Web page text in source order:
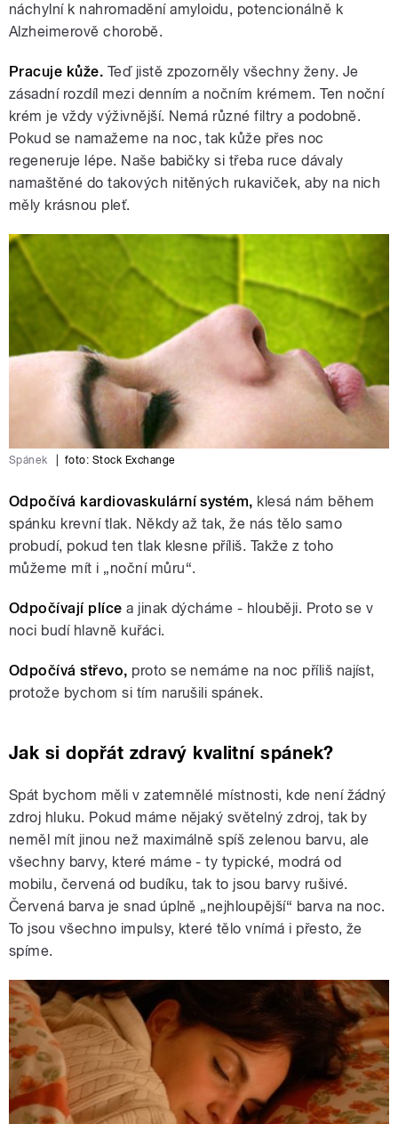
náchylní k nahromadění amyloidu, potencionálně k
Alzheimerově chorobě.
Pracuje kůže. Teď jistě zpozorněly všechny ženy. Je
zásadní rozdíl mezi denním a nočním krémem. Ten noční
krém je vždy výživnější. Nemá různé filtry a podobně.
Pokud se namažeme na noc, tak kůže přes noc
regeneruje lépe. Naše babičky si třeba ruce dávaly
namaštěné do takových nitěných rukaviček, aby na nich
měly krásnou pleť.
Spánek foto: Stock Exchange
Odpočívá kardiovaskulární systém, klesá nám během
spánku krevní tlak. Někdy až tak, že nás tělo samo
probudí, pokud ten tlak klesne příliš. Takže z toho
můžeme mít i „noční můru“.
Odpočívají plíce a jinak dýcháme - hlouběji. Proto se v
noci budí hlavně kuřáci.
Odpočívá střevo, proto se nemáme na noc příliš najíst,
protože bychom si tím narušili spánek.
Jak si dopřát zdravý kvalitní spánek?
Spát bychom měli v zatemnělé místnosti, kde není žádný
zdroj hluku. Pokud máme nějaký světelný zdroj, tak by
neměl mít jinou než maximálně spíš zelenou barvu, ale
všechny barvy, které máme - ty typické, modrá od
mobilu, červená od budíku, tak to jsou barvy rušivé.
Červená barva je snad úplně „nejhloupější“ barva na noc.
To jsou všechno impulsy, které tělo vnímá i přesto, že
spíme.